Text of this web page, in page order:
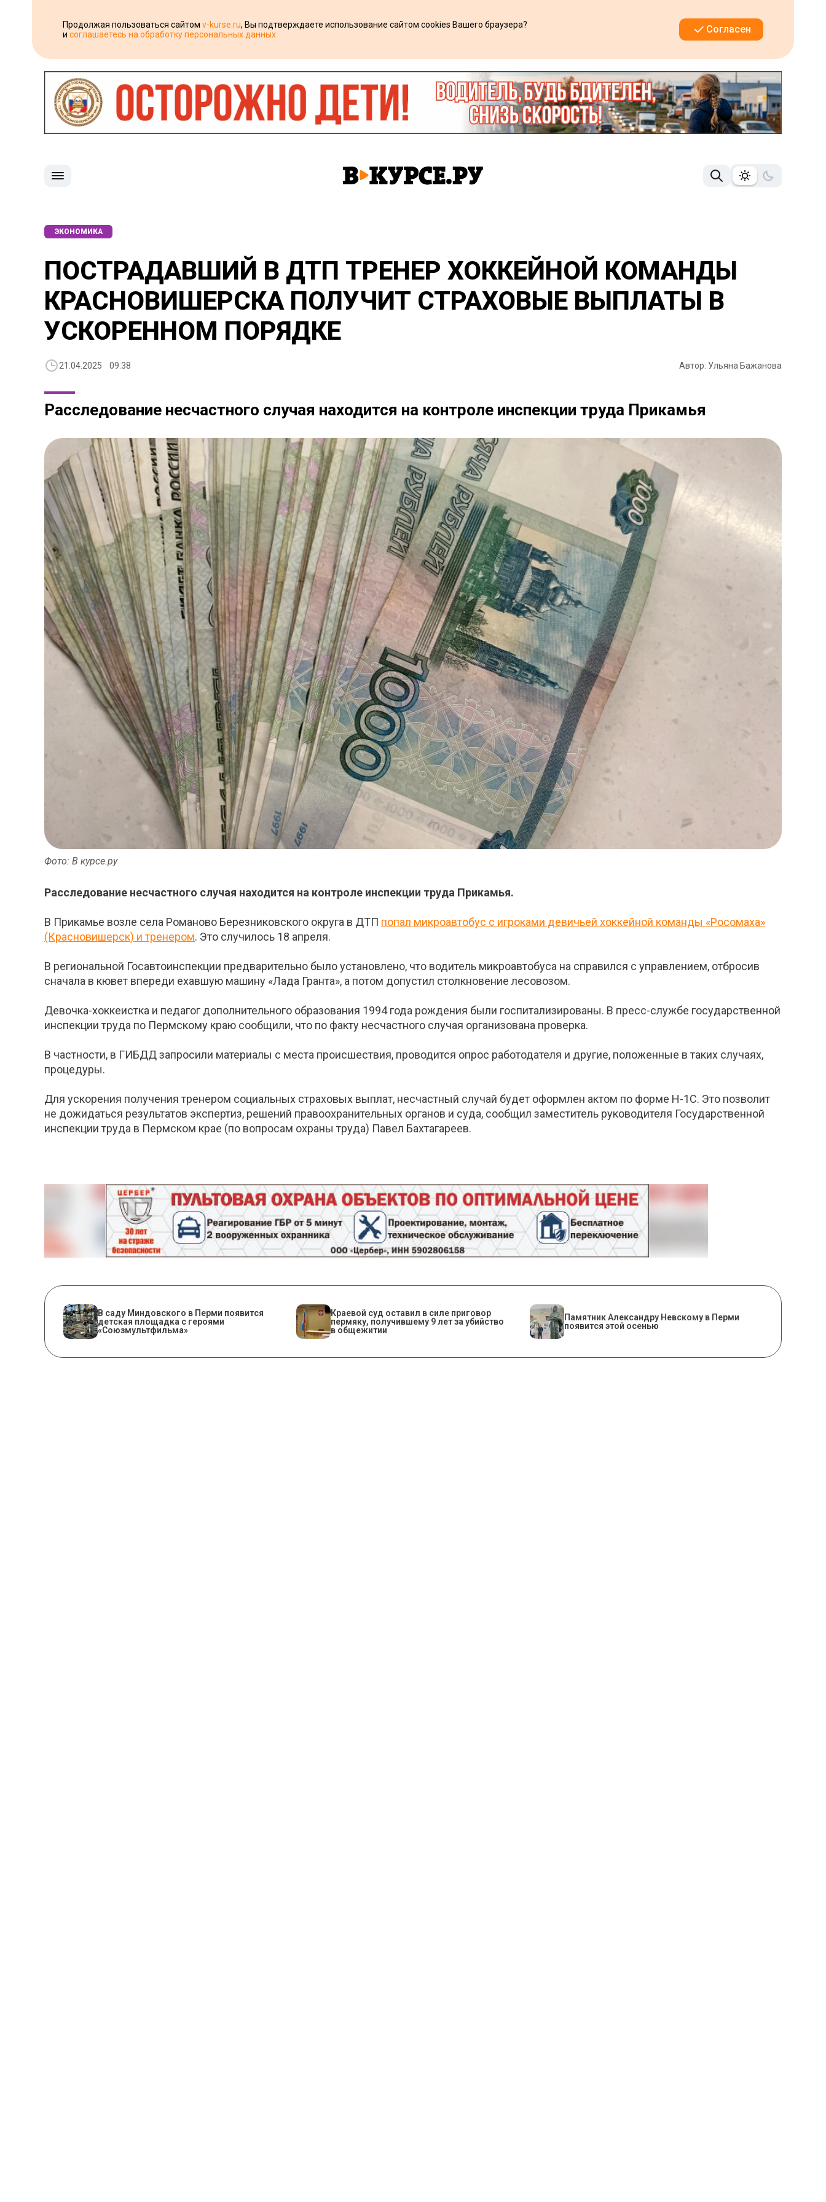
Продолжая пользоваться сайтом v-kurse.ru, Вы подтверждаете использование сайтом cookies Вашего браузера?
и соглашаетесь на обработку персональных данных Согласен
ЭКОНОМИКА
ПОСТРАДАВШИЙ В ДТП ТРЕНЕР ХОККЕЙНОЙ КОМАНДЫ
КРАСНОВИШЕРСКА ПОЛУЧИТ СТРАХОВЫЕ ВЫПЛАТЫ В
УСКОРЕННОМ ПОРЯДКЕ
21.04.2025 09:38 Автор: Ульяна Бажанова
Расследование несчастного случая находится на контроле инспекции труда Прикамья
Фото: В курсе.ру
Расследование несчастного случая находится на контроле инспекции труда Прикамья.
В Прикамье возле села Романово Березниковского округа в ДТП попал микроавтобус с игроками девичьей хоккейной команды «Росомаха»
(Красновишерск) и тренером. Это случилось 18 апреля.
В региональной Госавтоинспекции предварительно было установлено, что водитель микроавтобуса на справился с управлением, отбросив
сначала в кювет впереди ехавшую машину «Лада Гранта», а потом допустил столкновение лесовозом.
Девочка-хоккеистка и педагог дополнительного образования 1994 года рождения были госпитализированы. В пресс-службе государственной
инспекции труда по Пермскому краю сообщили, что по факту несчастного случая организована проверка.
В частности, в ГИБДД запросили материалы с места происшествия, проводится опрос работодателя и другие, положенные в таких случаях,
процедуры.
Для ускорения получения тренером социальных страховых выплат, несчастный случай будет оформлен актом по форме Н-1С. Это позволит
не дожидаться результатов экспертиз, решений правоохранительных органов и суда, сообщил заместитель руководителя Государственной
инспекции труда в Пермском крае (по вопросам охраны труда) Павел Бахтагареев.
В саду Миндовского в Перми появится
детская площадка с героями
«Союзмультфильма»
Краевой суд оставил в силе приговор
пермяку, получившему 9 лет за убийство
в общежитии
​Памятник Александру Невскому в Перми
появится этой осенью